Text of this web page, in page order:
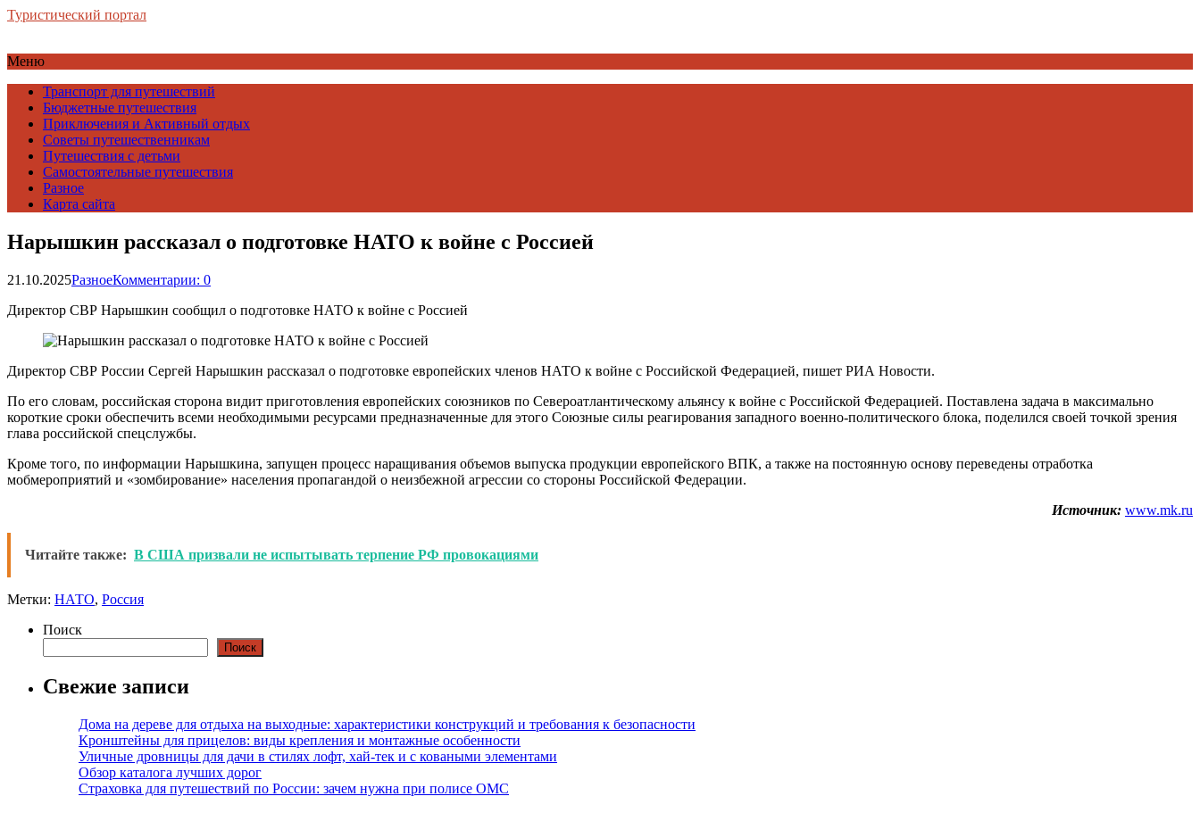
Туристический портал
Меню
Транспорт для путешествий
Бюджетные путешествия
Приключения и Активный отдых
Советы путешественникам
Путешествия с детьми
Самостоятельные путешествия
Разное
Карта сайта
Нарышкин рассказал о подготовке НАТО к войне с Россией
21.10.2025РазноеКомментарии: 0
Директор СВР Нарышкин сообщил о подготовке НАТО к войне с Россией
Директор СВР России Сергей Нарышкин рассказал о подготовке европейских членов НАТО к войне с Российской Федерацией, пишет РИА Новости.
По его словам, российская сторона видит приготовления европейских союзников по Североатлантическому альянсу к войне с Российской Федерацией. Поставлена задача в максимально
короткие сроки обеспечить всеми необходимыми ресурсами предназначенные для этого Союзные силы реагирования западного военно-политического блока, поделился своей точкой зрения
глава российской спецслужбы.
Кроме того, по информации Нарышкина, запущен процесс наращивания объемов выпуска продукции европейского ВПК, а также на постоянную основу переведены отработка
мобмероприятий и «зомбирование» населения пропагандой о неизбежной агрессии со стороны Российской Федерации.
Источник: www.mk.ru
Читайте также: В США призвали не испытывать терпение РФ провокациями
Метки: НАТО, Россия
Поиск
Поиск
Свежие записи
Дома на дереве для отдыха на выходные: характеристики конструкций и требования к безопасности
Кронштейны для прицелов: виды крепления и монтажные особенности
Уличные дровницы для дачи в стилях лофт, хай-тек и с коваными элементами
Обзор каталога лучших дорог
Страховка для путешествий по России: зачем нужна при полисе ОМС